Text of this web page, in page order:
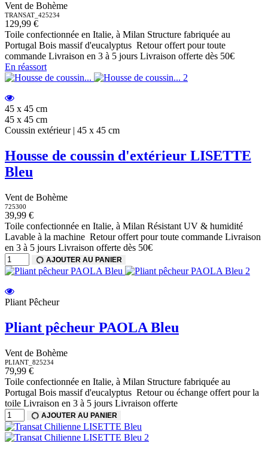
Vent de Bohème
TRANSAT_425234
129,99 €
Toile confectionnée en Italie, à Milan Structure fabriquée au
Portugal Bois massif d'eucalyptus Retour offert pour toute
commande Livraison en 3 à 5 jours Livraison offerte dès 50€
En réassort
45 x 45 cm
45 x 45 cm
Coussin extérieur | 45 x 45 cm
Housse de coussin d'extérieur LISETTE
Bleu
Vent de Bohème
725300
39,99 €
Toile confectionnée en Italie, à Milan Résistant UV & humidité
Lavable à la machine Retour offert pour toute commande Livraison
en 3 à 5 jours Livraison offerte dès 50€
AJOUTER AU PANIER
Pliant Pêcheur
Pliant pêcheur PAOLA Bleu
Vent de Bohème
PLIANT_825234
79,99 €
Toile confectionnée en Italie, à Milan Structure fabriquée au
Portugal Bois massif d'eucalyptus Retour ou échange offert pour la
toile Livraison en 3 à 5 jours Livraison offerte
AJOUTER AU PANIER